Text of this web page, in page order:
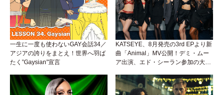
一生に一度も使わないGAY会話34／
アジアの誇りをまとえ！世界へ羽ば
たく”Gaysian”宣言
KATSEYE、8月発売の3rd EPより新
曲「Animal」MV公開！デミ・ムー
ア出演、エド・シーラン参加の大胆